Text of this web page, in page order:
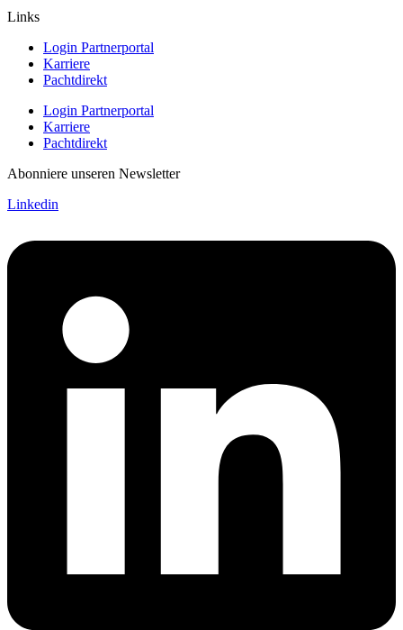
Links
Login Partnerportal
Karriere
Pachtdirekt
Login Partnerportal
Karriere
Pachtdirekt
Abonniere unseren Newsletter
Linkedin